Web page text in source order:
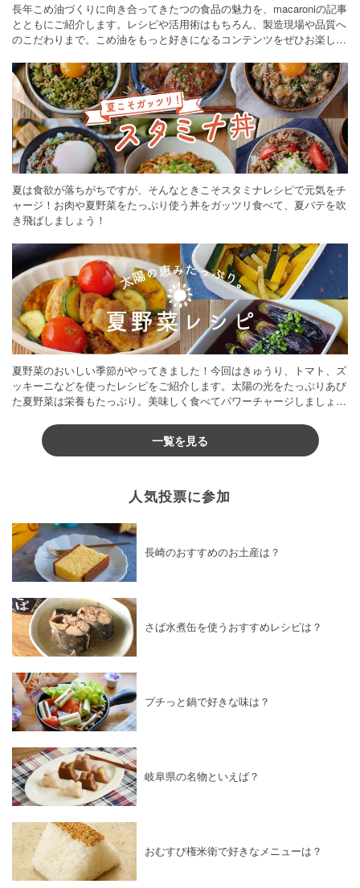
長年こめ油づくりに向き合ってきたつの食品の魅力を、macaroniの記事
とともにご紹介します。レシピや活用術はもちろん、製造現場や品質へ
のこだわりまで。こめ油をもっと好きになるコンテンツをぜひお楽しみ
夏は食欲が落ちがちですが、そんなときこそスタミナレシピで元気をチ
ャージ！お肉や夏野菜をたっぷり使う丼をガッツリ食べて、夏バテを吹
き飛ばしましょう！
夏野菜のおいしい季節がやってきました！今回はきゅうり、トマト、ズ
ッキーニなどを使ったレシピをご紹介します。太陽の光をたっぷりあび
た夏野菜は栄養もたっぷり。美味しく食べてパワーチャージしましょう
一覧を見る
人気投票に参加
長崎のおすすめのお土産は？
さば水煮缶を使うおすすめレシピは？
プチっと鍋で好きな味は？
岐阜県の名物といえば？
おむすび権米衛で好きなメニューは？